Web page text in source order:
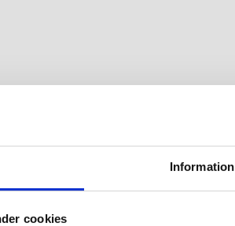
Information
cookies
g/m²)
% återvunnet